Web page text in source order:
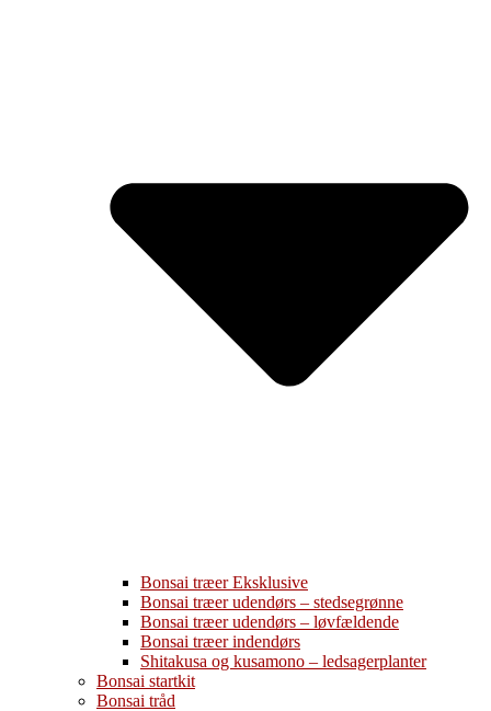
Bonsai træer Eksklusive
Bonsai træer udendørs – stedsegrønne
Bonsai træer udendørs – løvfældende
Bonsai træer indendørs
Shitakusa og kusamono – ledsagerplanter
Bonsai startkit
Bonsai tråd